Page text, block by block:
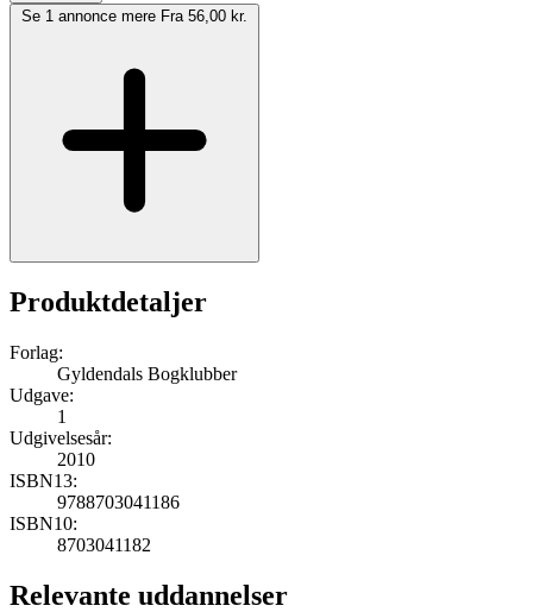
Se 1 annonce mere Fra 56,00 kr.
Produktdetaljer
Forlag:
Gyldendals Bogklubber
Udgave:
1
Udgivelsesår:
2010
ISBN13:
9788703041186
ISBN10:
8703041182
Relevante uddannelser